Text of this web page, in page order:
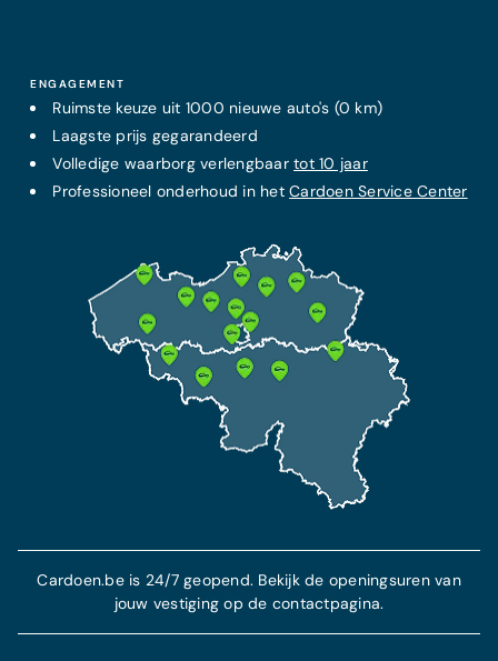
ENGAGEMENT
Ruimste keuze uit 1000 nieuwe auto's (0 km)
Laagste prijs gegarandeerd
Volledige waarborg verlengbaartot 10 jaar
Professioneel onderhoud in hetCardoen Service Center
Cardoen.be is 24/7 geopend. Bekijk de openingsuren van
jouw vestiging op de contactpagina.